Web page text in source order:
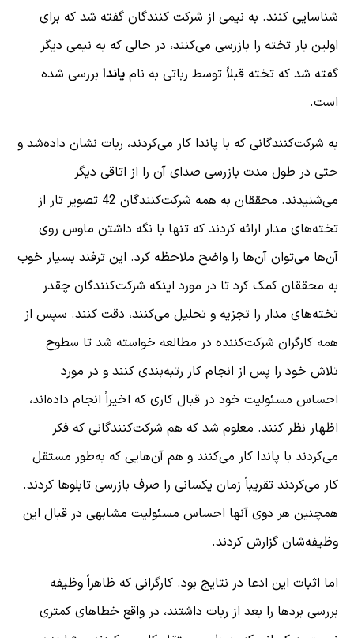
شناسایی کنند. به نیمی از شرکت کنندگان گفته شد که برای
اولین بار تخته را بازرسی می‌کنند، در حالی که به نیمی دیگر
گفته شد که تخته قبلاً توسط رباتی به نام پاندا بررسی شده
است.
به شرکت‌کنندگانی که با پاندا کار می‌کردند، ربات نشان داده‌شد و
حتی در طول مدت بازرسی صدای آن را از اتاقی دیگر
می‌شنیدند. محققان به همه شرکت‌کنندگان 42 تصویر تار از
تخته‌های مدار ارائه کردند که تنها با نگه داشتن ماوس روی
آن‌ها می‌توان آن‌ها را واضح ملاحظه کرد. این ترفند بسیار خوب
به محققان کمک کرد تا در مورد اینکه شرکت‌کنندگان چقدر
تخته‌های مدار را تجزیه و تحلیل می‌کنند، دقت کنند. سپس از
همه کارگران شرکت‌کننده در مطالعه خواسته شد تا سطوح
تلاش خود را پس از انجام کار رتبه‌بندی کنند و در مورد
احساس مسئولیت خود در قبال کاری که اخیراً انجام داده‌اند،
اظهار نظر کنند. معلوم شد که هم شرکت‌کنندگانی که فکر
می‌کردند با پاندا کار می‌کنند و هم آن‌هایی که به‌طور مستقل
کار می‌کردند تقریباً زمان یکسانی را صرف بازرسی تابلوها کردند.
همچنین هر دوی آنها احساس مسئولیت مشابهی در قبال این
وظیفه‌شان گزارش کردند.
اما اثبات این ادعا در نتایج بود. کارگرانی که ظاهراً وظیفه
بررسی بردها را بعد از ربات داشتند، در واقع خطاهای کمتری